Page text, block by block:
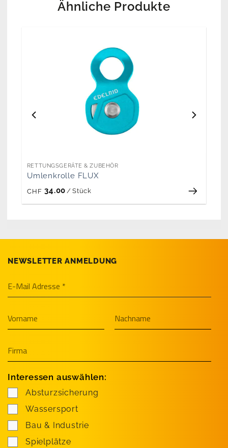
Ähnliche Produkte
RETTUNGSGERÄTE & ZUBEHÖR
Umlenkrolle FLUX
CHF 34.00 / Stück
NEWSLETTER ANMELDUNG
Interessen auswählen:
Absturzsicherung
Wassersport
Bau & Industrie
Spielplätze